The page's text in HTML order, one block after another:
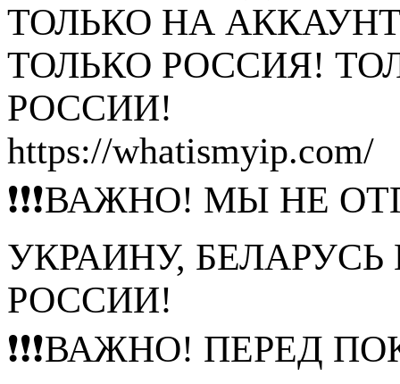
ТОЛЬКО НА
ТОЛЬКО РОССИЯ!
РОССИИ!
https://whatismyip.com/
❗❗❗ВАЖНО! МЫ НЕ
УКРАИНУ,
РОССИИ!
❗❗❗ВАЖНО! ПЕРЕД